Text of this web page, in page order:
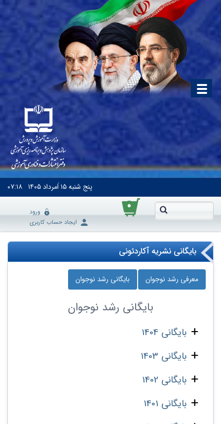
پنج شنبه۱۵ اَمرداد ۱۴۰۵ ۰۷:۱۸
۰
ورود
ایجاد حساب کاربری
بایگانی نشریه آکاردئونی
معرفی رشد نوجوان بایگانی رشد نوجوان
بایگانی رشد نوجوان
بایگانی 1404
بایگانی 1403
بایگانی 1402
بایگانی 1401